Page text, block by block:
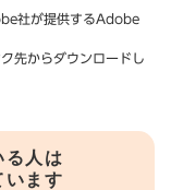
社が提供するAdobe
先からダウンロードし
る人は
います